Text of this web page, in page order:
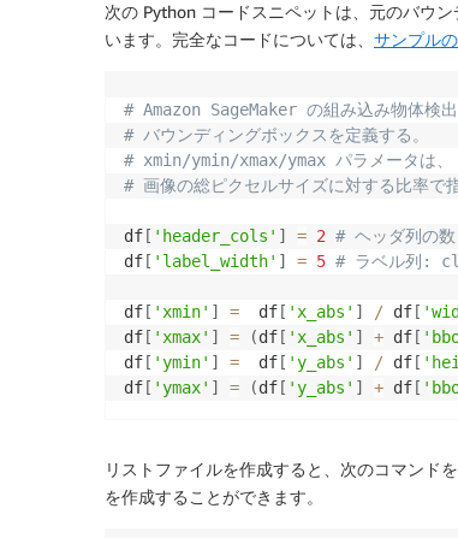
次の Python コードスニペットは、元のバウ
います。完全なコードについては、 サンプル
# Amazon SageMaker の組み込み物体検
# バウンディングボックスを定義する。
# xmin/ymin/xmax/ymax パラメータは、
# 画像の総ピクセルサイズに対する比率で
df [ 'header_cols' ] = 2 # ヘッダ列の数
df [ 'label_width' ] = 5 # ラベル列:
df [ 'xmin' ] =
  df
[ 'x_abs' ] / df [
df [ 'xmax' ] = (df [ 'x_abs' ] + df [
df [ 'ymin' ] =
  df
[ 'y_abs' ] / df [
df [ 'ymax' ] = (df [ 'y_abs' ] + df [
リストファイルを作成すると、次のコマンドを
を作成することができます。